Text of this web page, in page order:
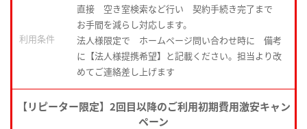
直接 空き室検索など行い 契約手続き完了まで
お手間を減らし対応します。
利用条件
法人様限定で ホームページ問い合わせ時に 備考
に【法人様提携希望】と記載ください。担当より改
めてご連絡差し上げます
【リピーター限定】2回目以降のご利用初期費用激安キャン
ペーン